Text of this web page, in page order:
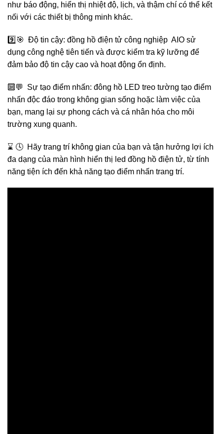
như báo động, hiển thị nhiệt độ, lịch, và thậm chí có thể kết
nối với các thiết bị thông minh khác.
9️⃣🎯 Độ tin cậy: đồng hồ điện tử công nghiệp AIO sử
dụng công nghệ tiên tiến và được kiểm tra kỹ lưỡng để
đảm bảo độ tin cậy cao và hoạt động ổn định.
🔟💬 Sự tạo điểm nhấn: đông hồ LED treo tường tạo điểm
nhấn độc đáo trong không gian sống hoặc làm việc của
bạn, mang lại sự phong cách và cá nhân hóa cho môi
trường xung quanh.
⌛️ 🕓 Hãy trang trí không gian của bạn và tận hưởng lợi ích
đa dạng của màn hình hiển thị led đồng hồ điện tử, từ tính
năng tiện ích đến khả năng tạo điểm nhấn trang trí.